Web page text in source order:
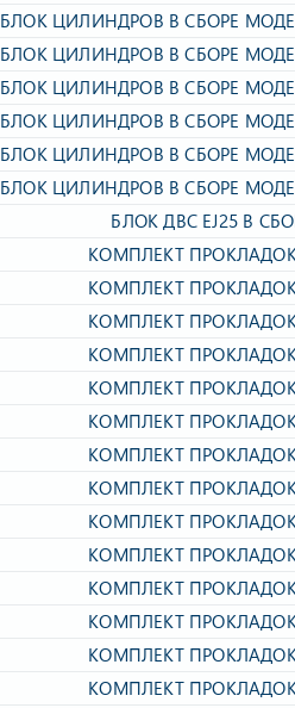
БЛОК ЦИЛИНДРОВ В СБОРЕ
БЛОК ЦИЛИНДРОВ В СБОРЕ
БЛОК ЦИЛИНДРОВ В СБОРЕ
БЛОК ЦИЛИНДРОВ В СБОРЕ
БЛОК ЦИЛИНДРОВ В СБОРЕ
БЛОК ЦИЛИНДРОВ В СБОРЕ
БЛОК ДВС EJ25 В
КОМПЛЕКТ
КОМПЛЕКТ
КОМПЛЕКТ
КОМПЛЕКТ
КОМПЛЕКТ
КОМПЛЕКТ
КОМПЛЕКТ
КОМПЛЕКТ
КОМПЛЕКТ
КОМПЛЕКТ
КОМПЛЕКТ
КОМПЛЕКТ
КОМПЛЕКТ
КОМПЛЕКТ